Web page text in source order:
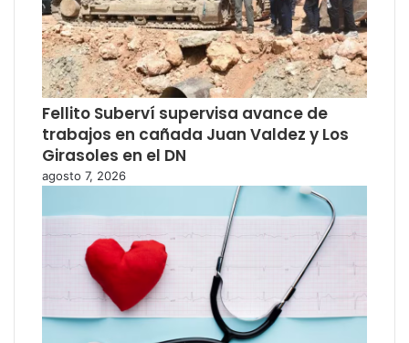
Fellito Suberví supervisa avance de
trabajos en cañada Juan Valdez y Los
Girasoles en el DN
agosto 7, 2026